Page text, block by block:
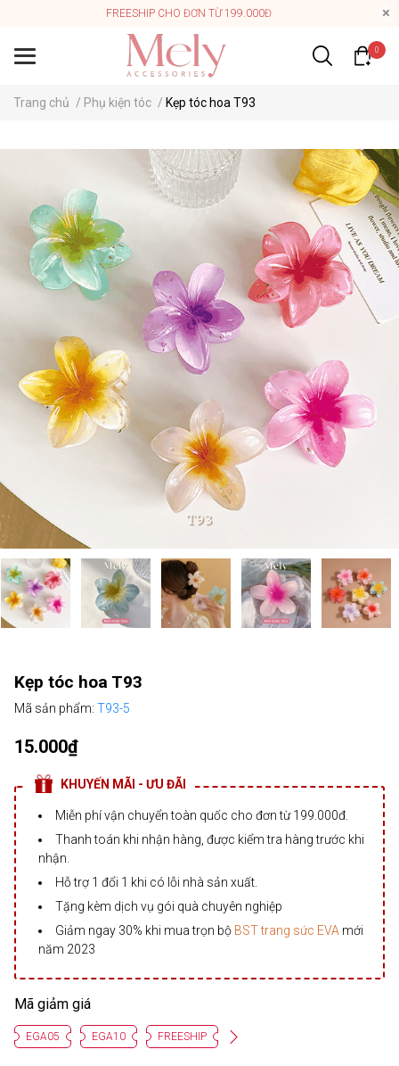
FREESHIP CHO ĐƠN TỪ 199.000Đ
0
Trang chủ / Phụ kiện tóc / Kẹp tóc hoa T93
Kẹp tóc hoa T93
Mã sản phẩm: T93-5
15.000₫
KHUYẾN MÃI - ƯU ĐÃI
Miễn phí vận chuyển toàn quốc cho đơn từ 199.000đ.
Thanh toán khi nhận hàng, được kiểm tra hàng trước khi
nhận.
Hỗ trợ 1 đổi 1 khi có lỗi nhà sản xuất.
Tặng kèm dịch vụ gói quà chuyên nghiệp
Giảm ngay 30% khi mua trọn bộ BST trang sức EVA mới
năm 2023
Mã giảm giá
EGA05 EGA10 FREESHIP